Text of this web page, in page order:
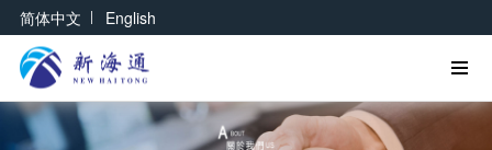
简体中文 | English